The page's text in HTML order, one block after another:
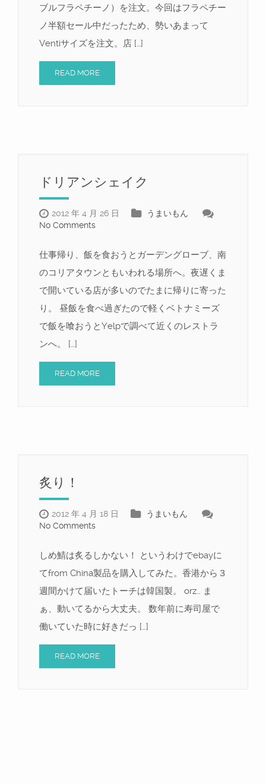
ブルフラペチーノ）を注文。今回はフラペチー
ノ半額セール中だったため、勢いあまって
Ventiサイズを注文。店 […]
READ MORE
ドリアンシェイク
2012 年 4 月 26 日
うまいもん
No Comments
仕事帰り、飯を食おうとガーデングローブ、南
のコリアタウンともいわれる場所へ。夜遅くま
で開いている店が多いのでたまに帰りに寄った
り。 昼飯を食べ過ぎたので軽くベトナミーズ
で飯を喰おうとYelpで調べて近くのレストラ
ンへ。 […]
READ MORE
炙り！
2012 年 4 月 18 日
うまいもん
No Comments
しめ鯖は炙るしかない！ というわけでebayに
てfrom China製品を購入してみた。香港から３
週間かけて届いたトーチは韓国製。 orz… ま
ぁ、動いてるから大丈夫。 数年前に寿司屋で
働いていた時に好きだっ […]
READ MORE